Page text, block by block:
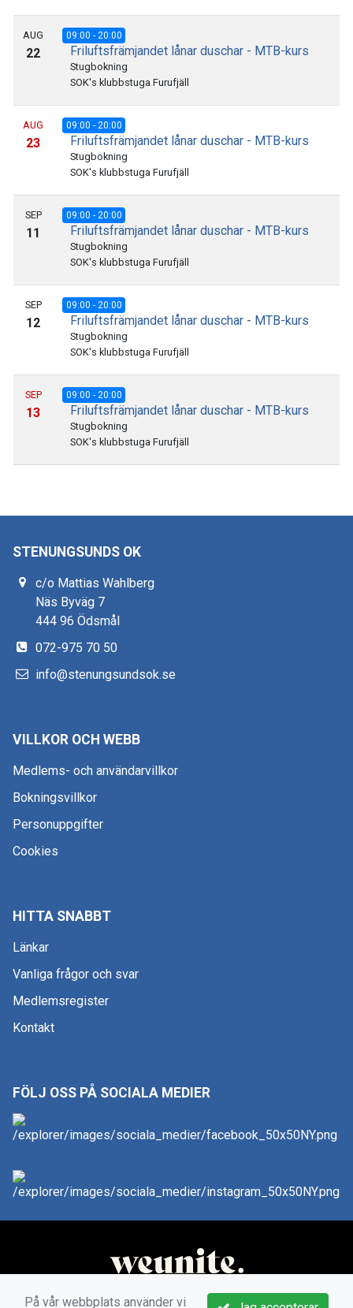
AUG
22
09:00 - 20:00
Friluftsfrämjandet lånar duschar - MTB-kurs
Stugbokning
SOK's klubbstuga Furufjäll
AUG
23
09:00 - 20:00
Friluftsfrämjandet lånar duschar - MTB-kurs
Stugbokning
SOK's klubbstuga Furufjäll
SEP
11
09:00 - 20:00
Friluftsfrämjandet lånar duschar - MTB-kurs
Stugbokning
SOK's klubbstuga Furufjäll
SEP
12
09:00 - 20:00
Friluftsfrämjandet lånar duschar - MTB-kurs
Stugbokning
SOK's klubbstuga Furufjäll
SEP
13
09:00 - 20:00
Friluftsfrämjandet lånar duschar - MTB-kurs
Stugbokning
SOK's klubbstuga Furufjäll
STENUNGSUNDS OK
c/o Mattias Wahlberg
Näs Byväg 7
444 96 Ödsmål
072-975 70 50
info@stenungsundsok.se
VILLKOR OCH WEBB
Medlems- och användarvillkor
Bokningsvillkor
Personuppgifter
Cookies
HITTA SNABBT
Länkar
Vanliga frågor och svar
Medlemsregister
Kontakt
FÖLJ OSS PÅ SOCIALA MEDIER
På vår webbplats använder vi